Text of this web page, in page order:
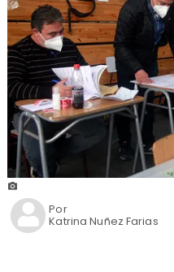
Katrina Nuñez Farias
Por